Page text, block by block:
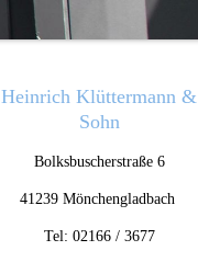
Heinrich Klüttermann &
Sohn
Bolksbuscherstraße 6
41239 Mönchengladbach
Tel: 02166 / 3677